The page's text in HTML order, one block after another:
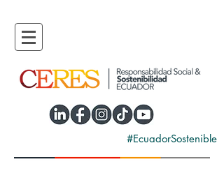
#EcuadorSostenible